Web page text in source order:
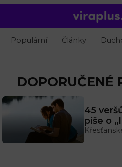
Populární Články
DOPORUČENÉ
45
píše o